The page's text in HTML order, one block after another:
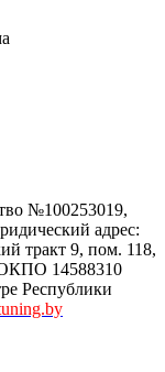
№100253019,
адрес:
тракт 9, пом. 118,
14588310
Республики